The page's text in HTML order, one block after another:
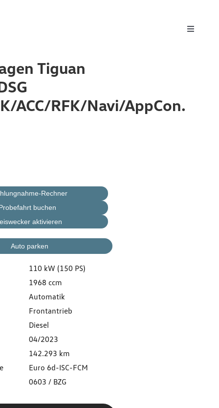
Toggle
Tiguan
ACC/RFK/Navi/AppCon.
Rechner
buchen
aktivieren
Auto parken
110 kW (150 PS)
1968 ccm
Automatik
Frontantrieb
Diesel
04/2023
142.293 km
Euro 6d-ISC-FCM
0603 / BZG